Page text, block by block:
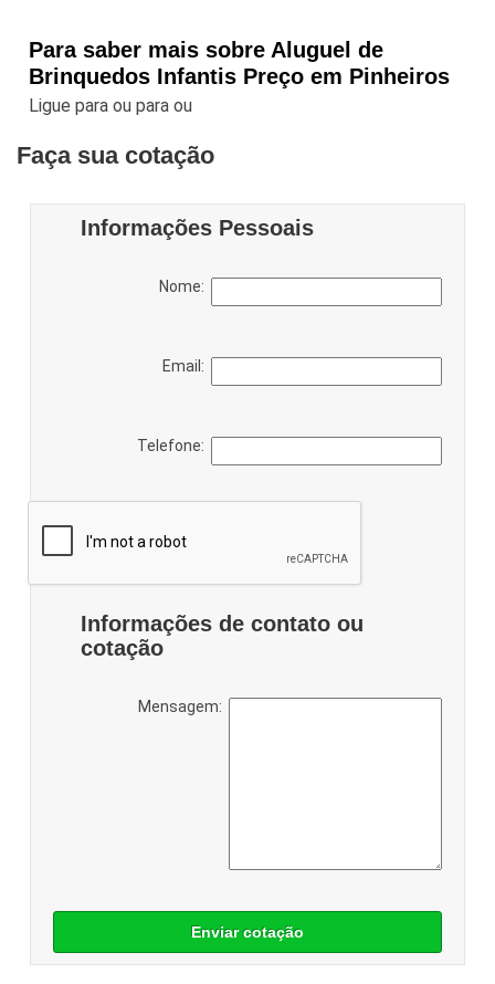
Para saber mais sobre Aluguel de
Brinquedos Infantis Preço em Pinheiros
Ligue paraou paraou
Faça sua cotação
Informações Pessoais
Nome:
Email:
Telefone:
Informações de contato ou
cotação
Mensagem:
Enviar cotação